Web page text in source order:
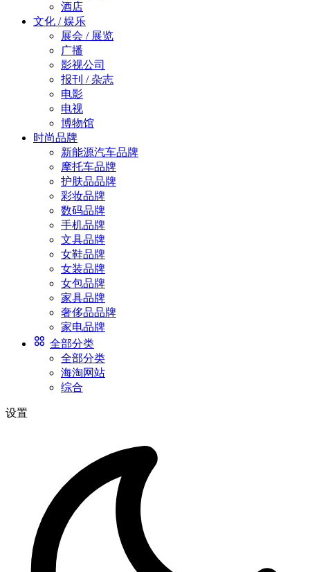
酒店
文化 / 娱乐
展会 / 展览
广播
影视公司
报刊 / 杂志
电影
电视
博物馆
时尚品牌
新能源汽车品牌
摩托车品牌
护肤品品牌
彩妆品牌
数码品牌
手机品牌
文具品牌
女鞋品牌
女装品牌
女包品牌
家具品牌
奢侈品品牌
家电品牌
全部分类
全部分类
海淘网站
综合
设置